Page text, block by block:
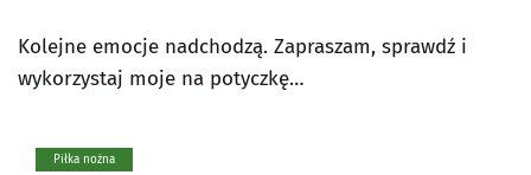
Kolejne emocje nadchodzą. Zapraszam, sprawdź i
wykorzystaj moje na potyczkę…
Piłka nożna